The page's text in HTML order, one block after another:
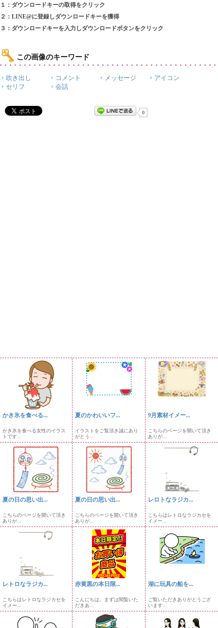
１：ダウンロードキーの取得をクリック
２：LINE@に登録しダウンロードキーを獲得
３：ダウンロードキーを入力しダウンロードボタンをクリック
この画像のキーワード
吹き出し コメント メッセージ
アイコン
セリフ
会話
0
かき氷を食べる...
かき氷を食べる女性のイラス
トです...
夏のかわいいフ...
イラストをご覧頂き誠にあり
がとう...
9月素材イメー...
こちらのページを開いて頂き
ありが...
夏の日の思い出...
こちらのページを開いて頂き
ありが...
夏の日の思い出...
こちらのページを開いて頂き
ありが...
レロトなラジカ...
こちらはレトロなラジカセを
イメー...
レトロなラジカ...
こちらはレトロなラジカセを
イメー...
赤黄黒の本日限...
こんにちは。まずは閲覧いた
だきあ...
湖に玩具の船を...
ご覧いただきありがとうござ
います...